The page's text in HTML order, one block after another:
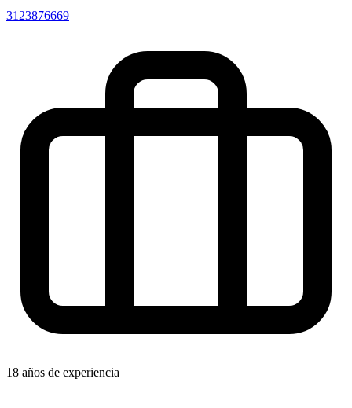
3123876669
18 años de experiencia